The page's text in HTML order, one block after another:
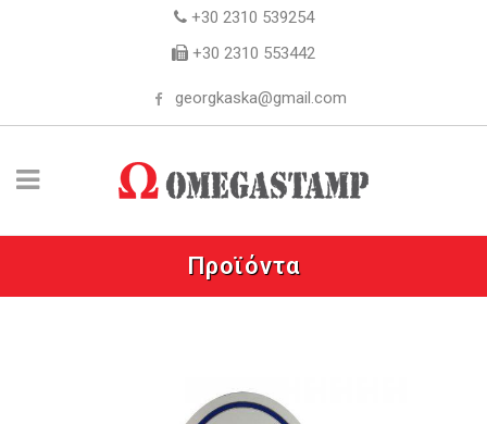
+30 2310 539254
+30 2310 553442
georgkaska@gmail.com
Προϊόντα